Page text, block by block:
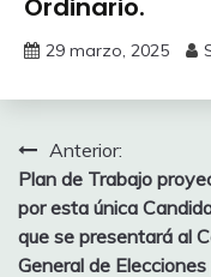
Ordinario.
29 marzo, 2025
Navegación
de
entradas
Anterior:
Plan de Trabajo
por esta única
que se presentará al
General de